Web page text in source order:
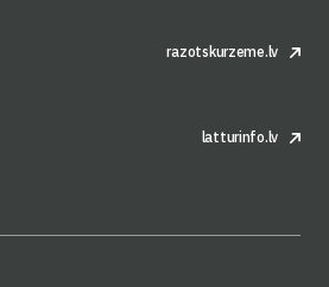
razotskurzeme.lv
latturinfo.lv